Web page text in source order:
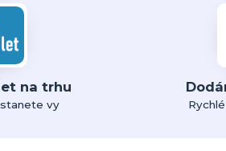
na trhu
vy